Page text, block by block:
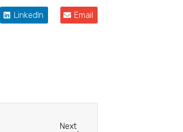
LinkedIn Email
Next